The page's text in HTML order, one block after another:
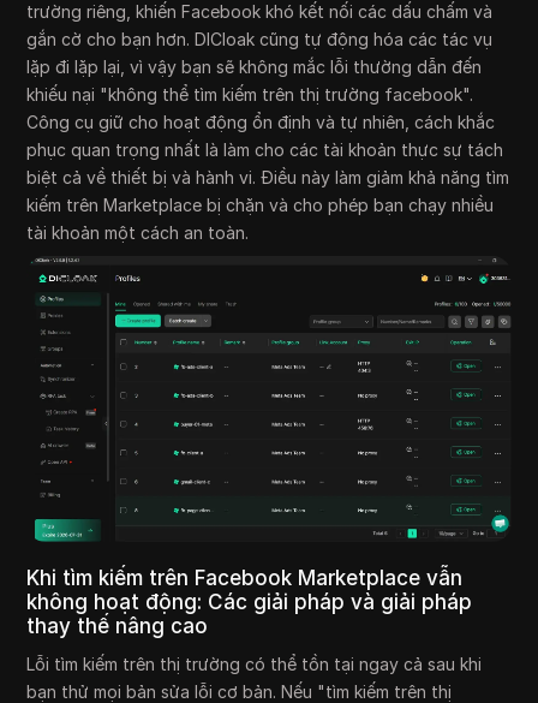
trường riêng, khiến Facebook khó kết nối các dấu chấm và
gắn cờ cho bạn hơn. DICloak cũng tự động hóa các tác vụ
lặp đi lặp lại, vì vậy bạn sẽ không mắc lỗi thường dẫn đến
khiếu nại "không thể tìm kiếm trên thị trường facebook".
Công cụ giữ cho hoạt động ổn định và tự nhiên, cách khắc
phục quan trọng nhất là làm cho các tài khoản thực sự tách
biệt cả về thiết bị và hành vi. Điều này làm giảm khả năng tìm
kiếm trên Marketplace bị chặn và cho phép bạn chạy nhiều
tài khoản một cách an toàn.
Khi tìm kiếm trên Facebook Marketplace vẫn
không hoạt động: Các giải pháp và giải pháp
thay thế nâng cao
Lỗi tìm kiếm trên thị trường có thể tồn tại ngay cả sau khi
bạn thử mọi bản sửa lỗi cơ bản. Nếu "tìm kiếm trên thị